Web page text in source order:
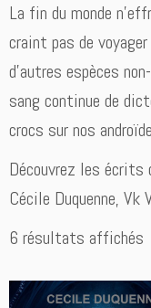
La fin du monde
craint pas de
d’autres espèces
sang continue de
crocs sur nos
Découvrez les écrits
Cécile Duquenne, Vk
6 résultats affichés